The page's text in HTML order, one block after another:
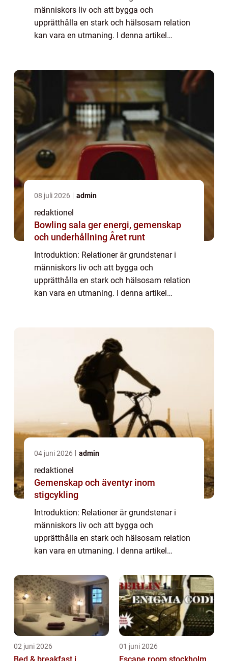
människors liv och att bygga och
upprätthålla en stark och hälsosam relation
kan vara en utmaning. I denna artikel
08 juli 2026 admin
redaktionel
Bowling sala ger energi, gemenskap
och underhållning Året runt
Introduktion: Relationer är grundstenar i
människors liv och att bygga och
upprätthålla en stark och hälsosam relation
kan vara en utmaning. I denna artikel
04 juni 2026 admin
redaktionel
Gemenskap och äventyr inom
stigcykling
Introduktion: Relationer är grundstenar i
människors liv och att bygga och
upprätthålla en stark och hälsosam relation
kan vara en utmaning. I denna artikel
testa din relation”, ett verktyg som ha...
02 juni 2026 01 juni 2026